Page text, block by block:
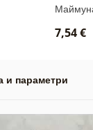
7,54 €
и параметри